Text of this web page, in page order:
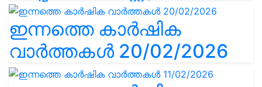
ഇന്നത്തെ കാർഷിക
വാർത്തകൾ 20/02/2026